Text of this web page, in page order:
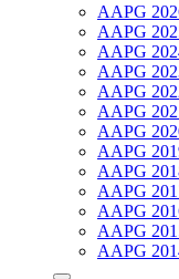
AAPG
AAPG
AAPG
AAPG
AAPG
AAPG
AAPG
AAPG
AAPG
AAPG
AAPG
AAPG
AAPG